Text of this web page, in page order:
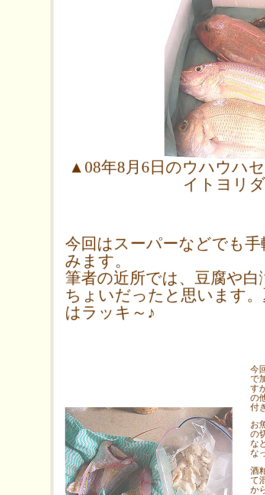
▲08年8月6日のウハウハ
イトヨリ
今回はスーパーなどでも
みます。
筆者の近所では、豆腐や
ちょいだったと思います
はラッキ～♪
今
で
す
の
付
お
の
な
な
酒
て
か